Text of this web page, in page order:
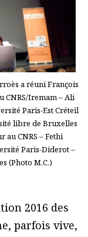
a réuni François
CNRS/Iremam – Ali
Paris-Est Créteil
libre de Bruxelles
au CNRS – Fethi
Paris-Diderot –
(Photo M.C.)
2016 des
parfois vive,